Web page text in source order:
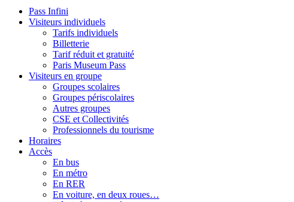
Pass Infini
Visiteurs individuels
Tarifs individuels
Billetterie
Tarif réduit et gratuité
Paris Museum Pass
Visiteurs en groupe
Groupes scolaires
Groupes périscolaires
Autres groupes
CSE et Collectivités
Professionnels du tourisme
Horaires
Accès
En bus
En métro
En RER
En voiture, en deux roues…